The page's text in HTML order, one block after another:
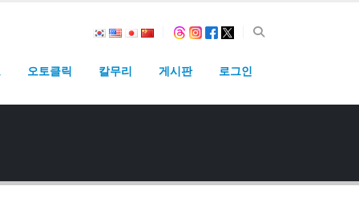
오토클릭 칼무리 게시판 로그인